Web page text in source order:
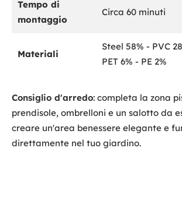
Tempo di
montaggio
Circa 60 minuti
Materiali
Steel 58% - PVC
PET 6% - PE 2%
Consiglio d'arredo: completa la zona
prendisole, ombrelloni e un salotto da
creare un'area benessere elegante e
direttamente nel tuo giardino.